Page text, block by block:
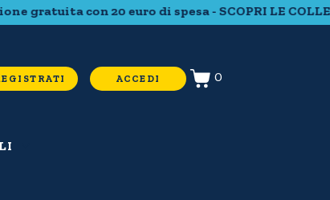
20 euro di spesa - SCOPRI LE COLLEZIONI
ACCEDI 0